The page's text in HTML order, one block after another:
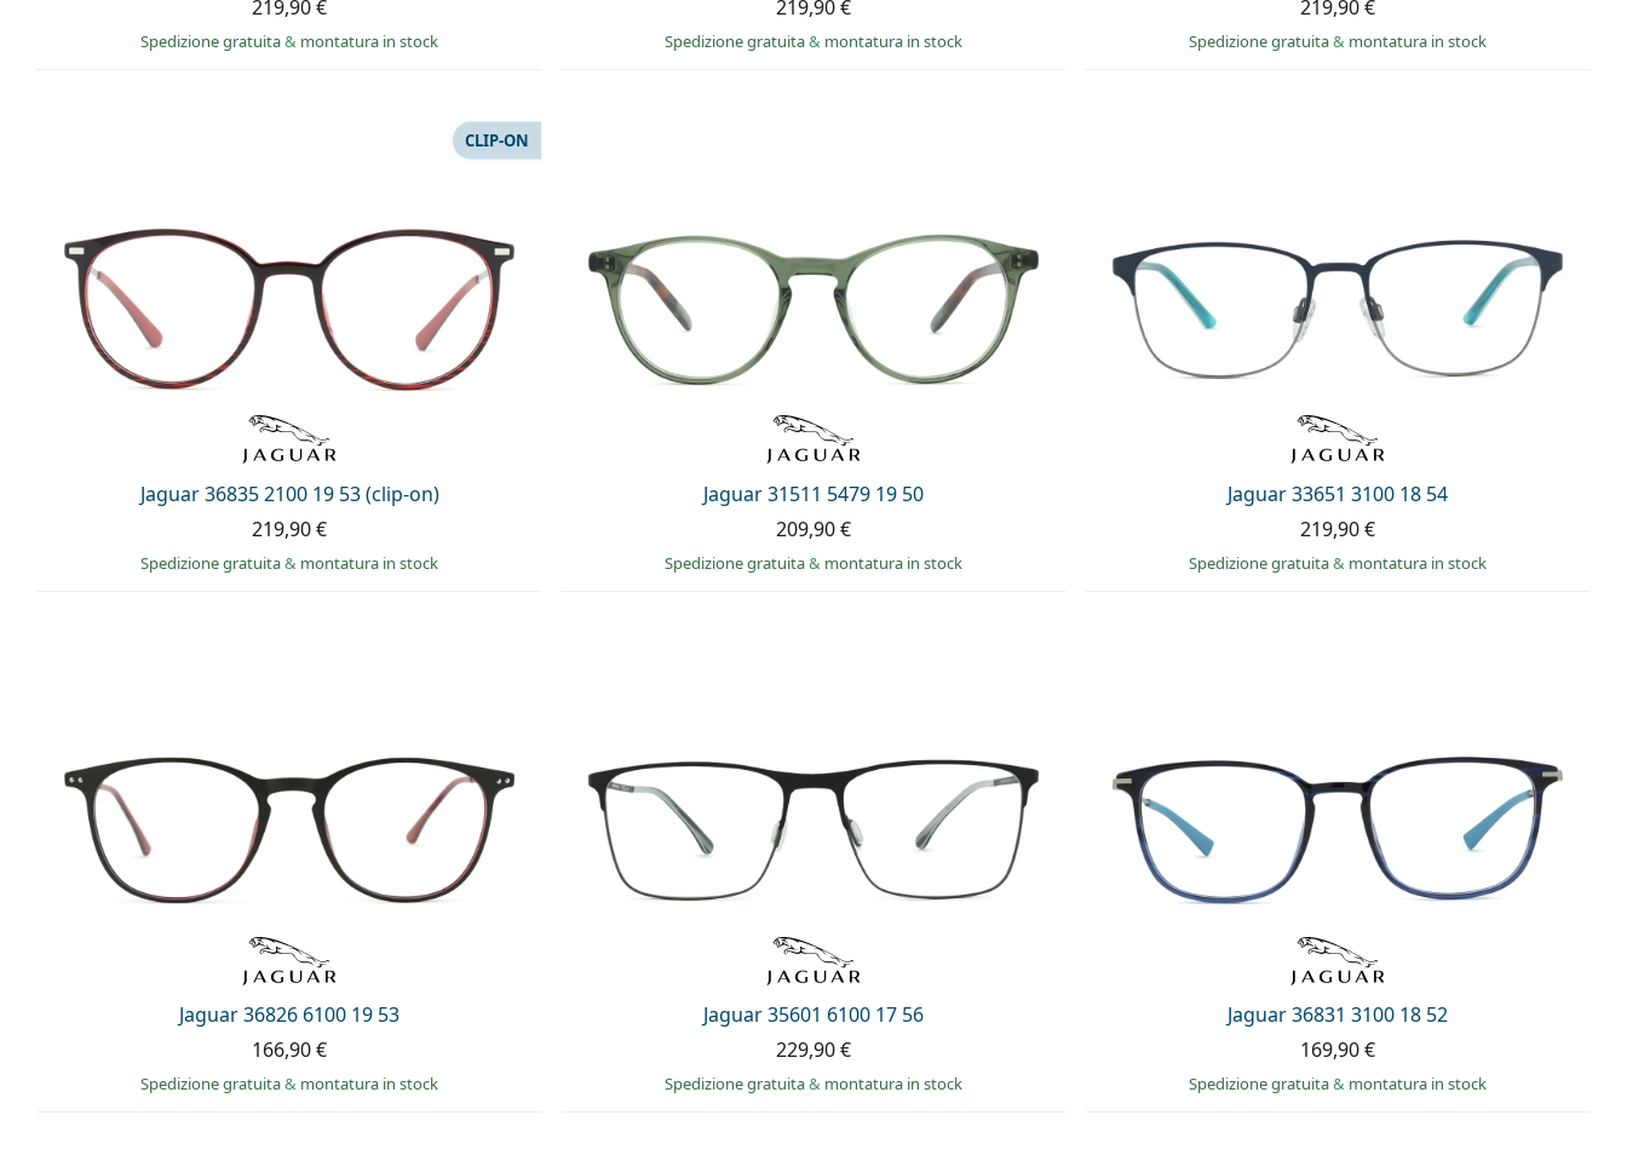
219,90 €
Spedizione gratuita& montatura in stock
219,90 €
Spedizione gratuita& montatura in stock
219,90 €
Spedizione gratuita& montatura in stock
Jaguar 36835 2100 19 53 (clip-on)
CLIP-ON
219,90 €
Spedizione gratuita& montatura in stock
Jaguar 31511 5479 19 50
209,90 €
Spedizione gratuita& montatura in stock
Jaguar 33651 3100 18 54
219,90 €
Spedizione gratuita& montatura in stock
Jaguar 36826 6100 19 53
166,90 €
Spedizione gratuita& montatura in stock
Jaguar 35601 6100 17 56
229,90 €
Spedizione gratuita& montatura in stock
Jaguar 36831 3100 18 52
169,90 €
Spedizione gratuita& montatura in stock